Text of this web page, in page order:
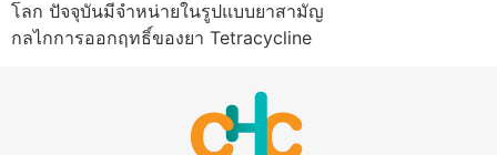
โลก ปัจจุบันมีจำหน่ายในรูปแบบยาสามัญ
กลไกการออกฤทธิ์ของยา Tetracycline